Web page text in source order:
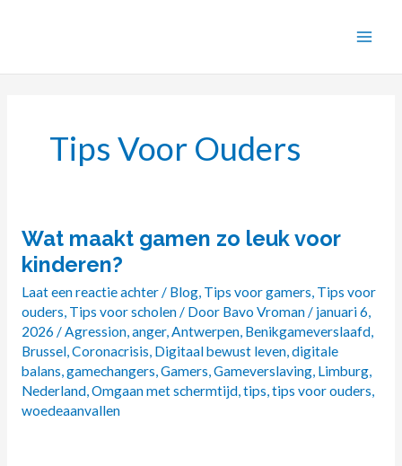
inhoud
Tips Voor Ouders
Wat maakt gamen zo leuk voor
kinderen?
Laat een reactie achter/ Blog, Tips voor gamers, Tips voor
ouders, Tips voor scholen/ Door Bavo Vroman/ januari 6,
2026 /Agression,anger,Antwerpen, Benikgameverslaafd,
Brussel,Coronacrisis, Digitaal bewust leven,digitale
balans,gamechangers,Gamers,Gameverslaving, Limburg,
Nederland,Omgaan met schermtijd,tips,tips voor ouders,
woedeaanvallen
Wat
maakt
leuk
voor
kinderen?